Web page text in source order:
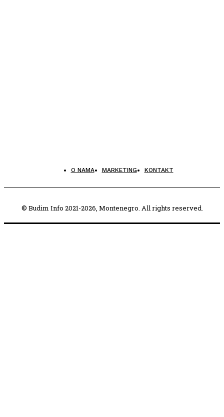
O NAMA MARKETING KONTAKT
© Budim Info 2021-2026, Montenegro. All rights reserved.